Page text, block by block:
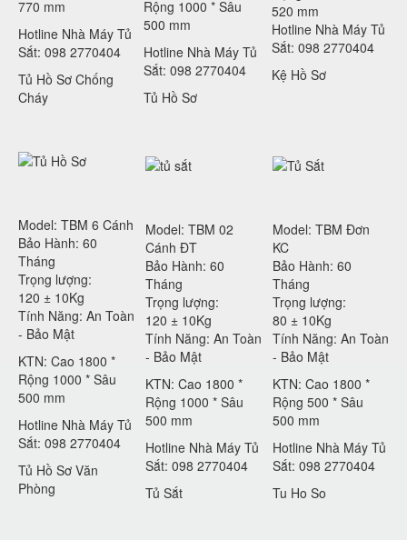
770 mm
Hotline Nhà Máy Tủ
Sắt: 098 2770404
Tủ Hồ Sơ Chống
Cháy
Rộng 1000 * Sâu
500 mm
Hotline Nhà Máy Tủ
Sắt: 098 2770404
Tủ Hồ Sơ
520 mm
Hotline Nhà Máy Tủ
Sắt: 098 2770404
Kệ Hồ Sơ
Model: TBM 6 Cánh
Bảo Hành: 60
Tháng
Trọng lượng:
120 ± 10Kg
Tính Năng: An Toàn
- Bảo Mật
KTN: Cao 1800 *
Rộng 1000 * Sâu
500 mm
Hotline Nhà Máy Tủ
Sắt: 098 2770404
Tủ Hồ Sơ Văn
Phòng
Model: TBM 02
Cánh ĐT
Bảo Hành: 60
Tháng
Trọng lượng:
120 ± 10Kg
Tính Năng: An Toàn
- Bảo Mật
KTN: Cao 1800 *
Rộng 1000 * Sâu
500 mm
Hotline Nhà Máy Tủ
Sắt: 098 2770404
Tủ Sắt
Model: TBM Đơn
KC
Bảo Hành: 60
Tháng
Trọng lượng:
80 ± 10Kg
Tính Năng: An Toàn
- Bảo Mật
KTN: Cao 1800 *
Rộng 500 * Sâu
500 mm
Hotline Nhà Máy Tủ
Sắt: 098 2770404
Tu Ho So